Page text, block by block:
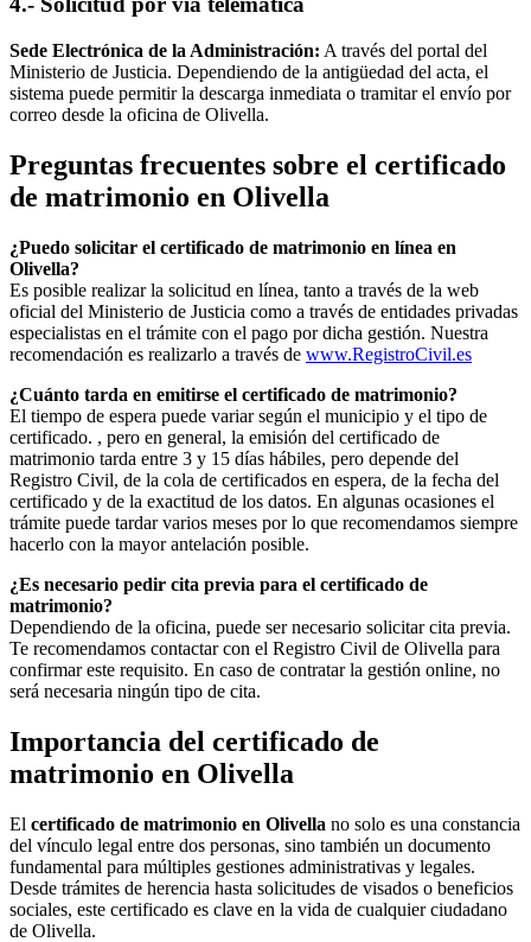
Sede Electrónica de la Administración: A través del portal del
Ministerio de Justicia. Dependiendo de la antigüedad del acta, el
sistema puede permitir la descarga inmediata o tramitar el envío por
correo desde la oficina de Olivella.
Preguntas frecuentes sobre el certificado
de matrimonio en Olivella
¿Puedo solicitar el certificado de matrimonio en línea en
Olivella?
Es posible realizar la solicitud en línea, tanto a través de la web
oficial del Ministerio de Justicia como a través de entidades privadas
especialistas en el trámite con el pago por dicha gestión. Nuestra
recomendación es realizarlo a través de www.RegistroCivil.es
¿Cuánto tarda en emitirse el certificado de matrimonio?
El tiempo de espera puede variar según el municipio y el tipo de
certificado. , pero en general, la emisión del certificado de
matrimonio tarda entre 3 y 15 días hábiles, pero depende del
Registro Civil, de la cola de certificados en espera, de la fecha del
certificado y de la exactitud de los datos. En algunas ocasiones el
trámite puede tardar varios meses por lo que recomendamos siempre
hacerlo con la mayor antelación posible.
¿Es necesario pedir cita previa para el certificado de
matrimonio?
Dependiendo de la oficina, puede ser necesario solicitar cita previa.
Te recomendamos contactar con el Registro Civil de Olivella para
confirmar este requisito. En caso de contratar la gestión online, no
será necesaria ningún tipo de cita.
Importancia del certificado de
matrimonio en Olivella
El certificado de matrimonio en Olivella no solo es una constancia
del vínculo legal entre dos personas, sino también un documento
fundamental para múltiples gestiones administrativas y legales.
Desde trámites de herencia hasta solicitudes de visados o beneficios
sociales, este certificado es clave en la vida de cualquier ciudadano
de Olivella.